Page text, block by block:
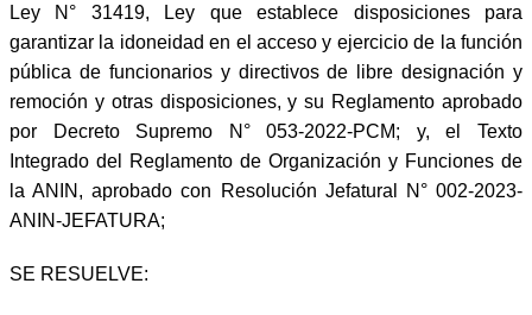
Ley N° 31419, Ley que establece disposiciones para
garantizar la idoneidad en el acceso y ejercicio de la función
pública de funcionarios y directivos de libre designación y
remoción y otras disposiciones, y su Reglamento aprobado
por Decreto Supremo N° 053-2022-PCM; y, el Texto
Integrado del Reglamento de Organización y Funciones de
la ANIN, aprobado con Resolución Jefatural N° 002-2023-
ANIN-JEFATURA;
SE RESUELVE: